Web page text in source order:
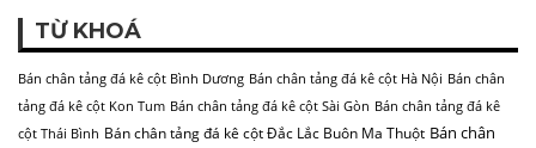
TỪ KHOÁ
Bán chân tảng đá kê cột Bình Dương Bán chân tảng đá kê cột Hà Nội Bán chân
tảng đá kê cột Kon Tum Bán chân tảng đá kê cột Sài Gòn Bán chân tảng đá kê
cột Thái Bình Bán chân tảng đá kê cột Đắc Lắc Buôn Ma Thuột Bán chân